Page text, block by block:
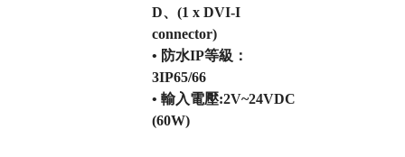
D、(1 x DVI-I
connector)
• 防水IP等級：
3IP65/66
• 輸入電壓:2V~24VDC
(60W)